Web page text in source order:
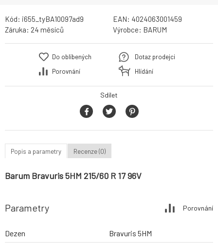
Kód: i655_tyBA10097ad9 EAN: 4024063001459
Záruka: 24 měsíců Výrobce: BARUM
Do oblíbených
Porovnání
Dotaz prodejci
Hlídání
Sdílet
Popis a parametry Recenze (0)
Barum Bravuris 5HM 215/60 R 17 96V
Parametry Porovnání
Dezen
Bravuris 5HM